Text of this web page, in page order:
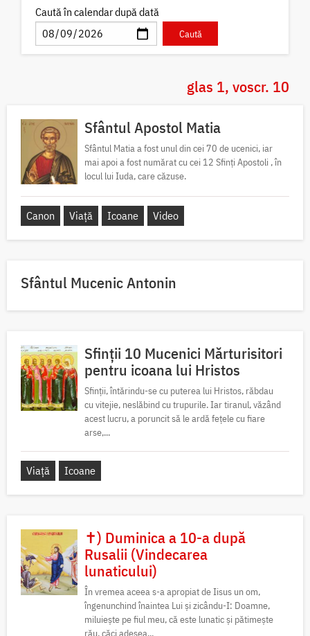
Caută în calendar după dată
glas 1, voscr. 10
Sfântul Apostol Matia
Sfântul Matia a fost unul din cei 70 de ucenici, iar
mai apoi a fost numărat cu cei 12 Sfinți Apostoli , în
locul lui Iuda, care căzuse.
Canon Viață Icoane Video
Sfântul Mucenic Antonin
Sfinții 10 Mucenici Mărturisitori
pentru icoana lui Hristos
Sfinții, întărindu-se cu puterea lui Hristos, răbdau
cu vitejie, neslăbind cu trupurile. Iar tiranul, văzând
acest lucru, a poruncit să le ardă fețele cu fiare
arse,...
Viață Icoane
✝) Duminica a 10-a după
Rusalii (Vindecarea
lunaticului)
În vremea aceea s-a apropiat de Iisus un om,
îngenunchind înaintea Lui și zicându-I: Doamne,
miluiește pe fiul meu, că este lunatic și pătimește